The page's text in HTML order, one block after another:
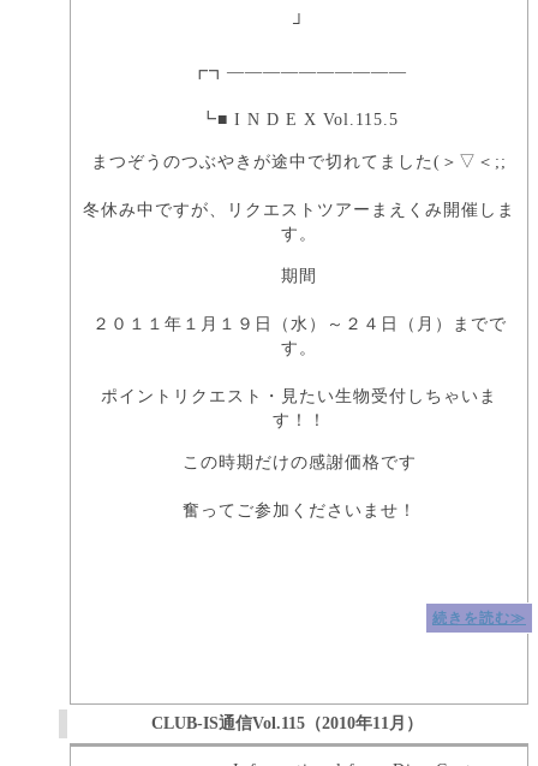
┘
┏┓――――――――――
┗■ I N D E X Vol.115.5
まつぞうのつぶやきが途中で切れてました(＞▽＜;;
冬休み中ですが、リクエストツアーまえくみ開催しま
す。
期間
２０１１年１月１９日（水）～２４日（月）までで
す。
ポイントリクエスト・見たい生物受付しちゃいま
す！！
この時期だけの感謝価格です
奮ってご参加くださいませ！
続きを読む≫
CLUB-IS通信Vol.115（2010年11月）